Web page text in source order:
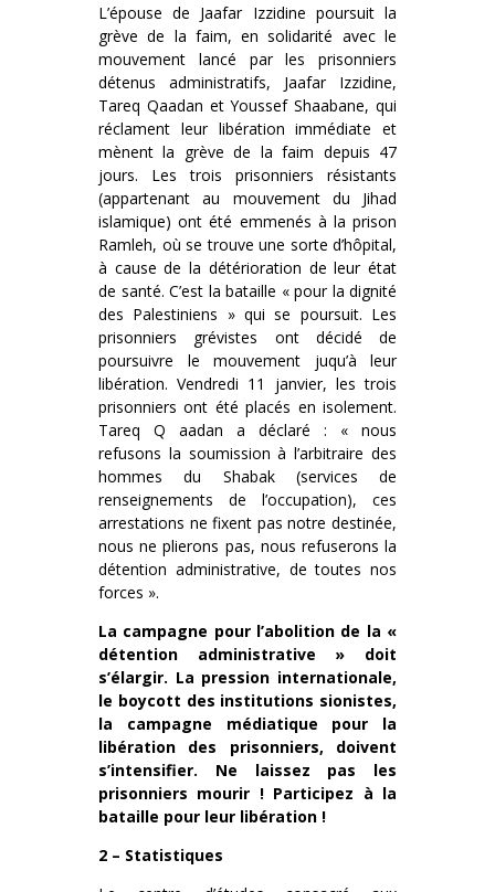
L’épouse de Jaafar Izzidine poursuit la
grève de la faim, en solidarité avec le
mouvement lancé par les prisonniers
détenus administratifs, Jaafar Izzidine,
Tareq Qaadan et Youssef Shaabane, qui
réclament leur libération immédiate et
mènent la grève de la faim depuis 47
jours. Les trois prisonniers résistants
(appartenant au mouvement du Jihad
islamique) ont été emmenés à la prison
Ramleh, où se trouve une sorte d’hôpital,
à cause de la détérioration de leur état
de santé. C’est la bataille « pour la dignité
des Palestiniens » qui se poursuit. Les
prisonniers grévistes ont décidé de
poursuivre le mouvement juqu’à leur
libération. Vendredi 11 janvier, les trois
prisonniers ont été placés en isolement.
Tareq Q aadan a déclaré : « nous
refusons la soumission à l’arbitraire des
hommes du Shabak (services de
renseignements de l’occupation), ces
arrestations ne fixent pas notre destinée,
nous ne plierons pas, nous refuserons la
détention administrative, de toutes nos
forces ».
La campagne pour l’abolition de la «
détention administrative » doit
s’élargir. La pression internationale,
le boycott des institutions sionistes,
la campagne médiatique pour la
libération des prisonniers, doivent
s’intensifier. Ne laissez pas les
prisonniers mourir ! Participez à la
bataille pour leur libération !
2 – Statistiques